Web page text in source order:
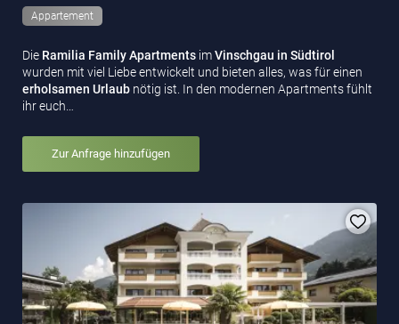
Appartement
Die Ramilia Family Apartments imVinschgau in Südtirol
wurden mit viel Liebe entwickelt und bieten alles, was für einen
erholsamen Urlaub nötig ist. In den modernen Apartments fühlt
ihr euch…
Zur Anfrage hinzufügen